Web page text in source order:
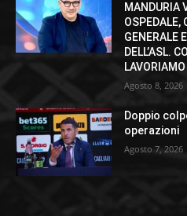
MANDURIA
OSPEDALE,
GENERALE
DELL’ASL.
Agosto 8, 2026
Doppio
operazioni
Agosto 7, 2026